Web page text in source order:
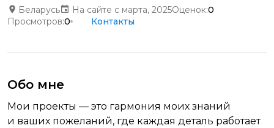
Беларусь
На сайте с марта, 2025Оценок:0
Просмотров:0 Контакты
Обо мне
Мои проекты — это гармония моих знаний
и ваших пожеланий, где каждая деталь работает